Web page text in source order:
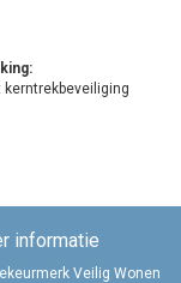
informatie
Veilig Wonen